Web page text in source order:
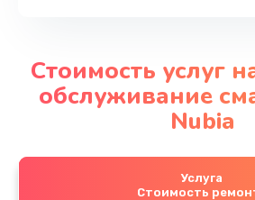
Стоимость услуг
обслуживание
Nubia
Услуга
Стоимость